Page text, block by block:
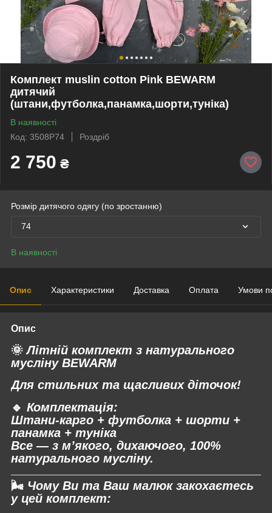
Комплект muslin cotton Pink BEWARM
дитячий
(штани,футболка,панамка,шорти,туніка)
В наявності
Код: 3508P74
Роздріб
2 750 ₴
Розмір дитячого одягу (по зростанню)
74
В наявності
Опис Характеристики Доставка Оплата Умови
Опис
🌞 Літній комплект з натурального
мусліну BEWARM
Для стильних та щасливих діточок!
🔹 Комплектація:
Штани-карго + футболка + шорти +
панамка + туніка
Все — з м’якого, дихаючого, 100%
натурального мусліну.
🌬️ Чому Ви та Ваш малюк закохаєтесь
у цей комплект: